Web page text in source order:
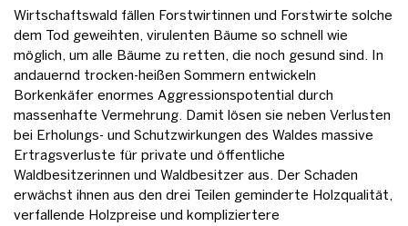
Wirtschaftswald fällen Forstwirtinnen und Forstwirte solche
dem Tod geweihten, virulenten Bäume so schnell wie
möglich, um alle Bäume zu retten, die noch gesund sind. In
andauernd trocken-heißen Sommern entwickeln
Borkenkäfer enormes Aggressionspotential durch
massenhafte Vermehrung. Damit lösen sie neben Verlusten
bei Erholungs- und Schutzwirkungen des Waldes massive
Ertragsverluste für private und öffentliche
Waldbesitzerinnen und Waldbesitzer aus. Der Schaden
erwächst ihnen aus den drei Teilen geminderte Holzqualität,
verfallende Holzpreise und kompliziertere